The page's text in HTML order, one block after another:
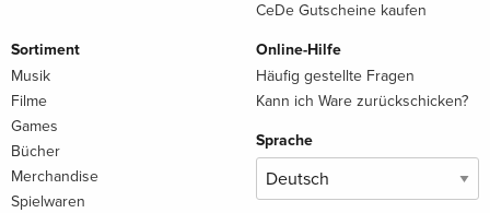
CeDe Gutscheine kaufen
Sortiment
Musik
Filme
Games
Bücher
Merchandise
Spielwaren
Online-Hilfe
Häufig gestellte Fragen
Kann ich Ware zurückschicken?
Sprache